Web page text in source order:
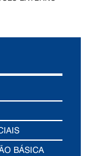
BÁSICA